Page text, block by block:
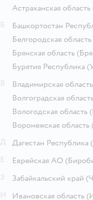
Астраханская область
Башкортостан
Белгородская область
Брянская область
Бурятия Республика
Владимирская область
Волгоградская
Вологодская область
Воронежская область
Дагестан Республика
Еврейская АО
Забайкальский край
Ивановская область